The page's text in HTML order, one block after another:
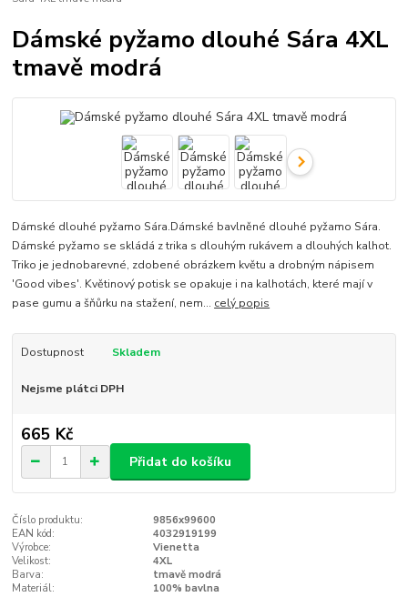
Dámské pyžamo dlouhé Sára 4XL
tmavě modrá
Dámské dlouhé pyžamo Sára.Dámské bavlněné dlouhé pyžamo Sára.
Dámské pyžamo se skládá z trika s dlouhým rukávem a dlouhých kalhot.
Triko je jednobarevné, zdobené obrázkem květu a drobným nápisem
'Good vibes'. Květinový potisk se opakuje i na kalhotách, které mají v
pase gumu a šňůrku na stažení, nem... celý popis
Dostupnost Skladem
Nejsme plátci DPH
665 Kč
Přidat do košíku
Číslo produktu:
9856x99600
EAN kód:
4032919199
Výrobce:
Vienetta
Velikost:
4XL
Barva:
tmavě modrá
Materiál:
100% bavlna